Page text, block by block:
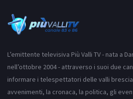
L’emittente televisiva Più Valli TV - nata a
nell’ottobre 2004 - attraverso i suoi due
informare i telespettatori delle valli
avvenimenti, la cronaca, la politica, gli